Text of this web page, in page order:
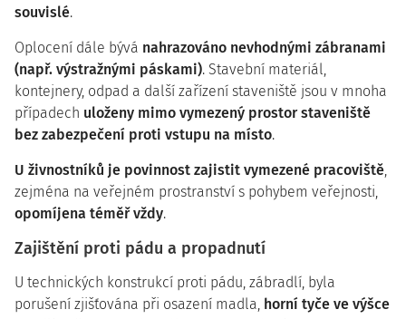
souvislé.
Oplocení dále bývá nahrazováno nevhodnými zábranami
(např. výstražnými páskami). Stavební materiál,
kontejnery, odpad a další zařízení staveniště jsou v mnoha
případech uloženy mimo vymezený prostor staveniště
bez zabezpečení proti vstupu na místo.
U živnostníků je povinnost zajistit vymezené pracoviště,
zejména na veřejném prostranství s pohybem veřejnosti,
opomíjena téměř vždy.
Zajištění proti pádu a propadnutí
U technických konstrukcí proti pádu, zábradlí, byla
porušení zjišťována při osazení madla, horní tyče ve výšce